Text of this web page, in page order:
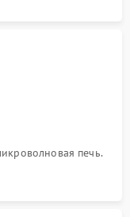
печь.